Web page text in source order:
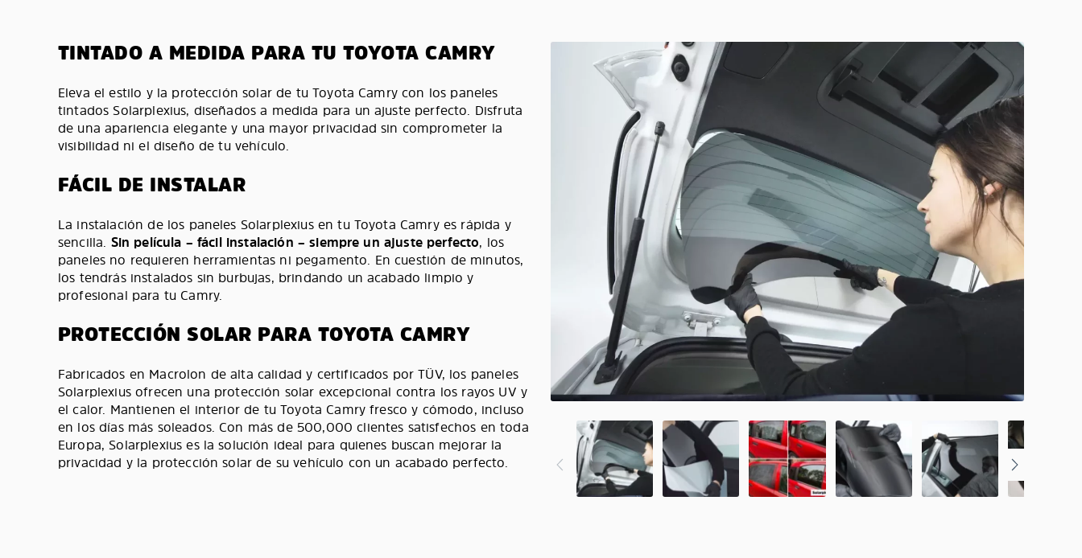
TINTADO A MEDIDA PARA TU TOYOTA CAMRY
Eleva el estilo y la protección solar de tu Toyota Camry con los paneles
tintados Solarplexius, diseñados a medida para un ajuste perfecto. Disfruta
de una apariencia elegante y una mayor privacidad sin comprometer la
visibilidad ni el diseño de tu vehículo.
FÁCIL DE INSTALAR
La instalación de los paneles Solarplexius en tu Toyota Camry es rápida y
sencilla. Sin película – fácil instalación – siempre un ajuste perfecto, los
paneles no requieren herramientas ni pegamento. En cuestión de minutos,
los tendrás instalados sin burbujas, brindando un acabado limpio y
profesional para tu Camry.
PROTECCIÓN SOLAR PARA TOYOTA CAMRY
Fabricados en Macrolon de alta calidad y certificados por TÜV, los paneles
Solarplexius ofrecen una protección solar excepcional contra los rayos UV y
el calor. Mantienen el interior de tu Toyota Camry fresco y cómodo, incluso
en los días más soleados. Con más de 500,000 clientes satisfechos en toda
Europa, Solarplexius es la solución ideal para quienes buscan mejorar la
privacidad y la protección solar de su vehículo con un acabado perfecto.